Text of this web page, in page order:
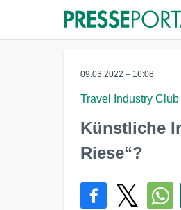
09.03.2022 – 16:08
Travel Industry Club
Künstliche
Riese“?